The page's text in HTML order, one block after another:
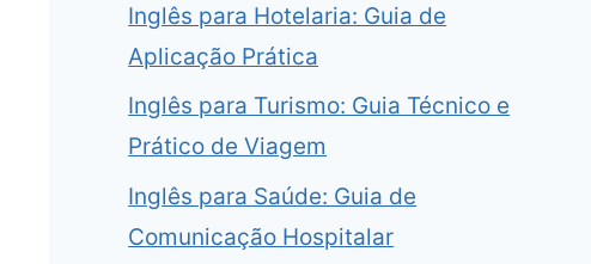
Inglês para Hotelaria: Guia de
Aplicação Prática
Inglês para Turismo: Guia Técnico e
Prático de Viagem
Inglês para Saúde: Guia de
Comunicação Hospitalar